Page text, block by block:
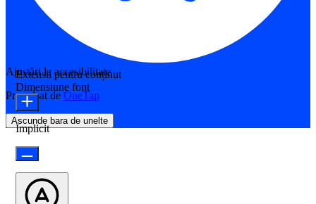
Ajustări la accesibilitate
Propulsat de OneTap
Ascunde bara de unelte
Extensii pentru conținut
Dimensiune font
Implicit